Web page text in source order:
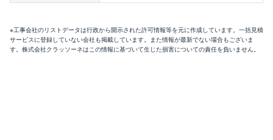
※工事会社のリストデータは行政から開示された許可情報等を元に作成しています。一括見積
サービスに登録していない会社も掲載しています。また情報が最新でない場合もございま
す。株式会社クラッソーネはこの情報に基づいて生じた損害についての責任を負いません。